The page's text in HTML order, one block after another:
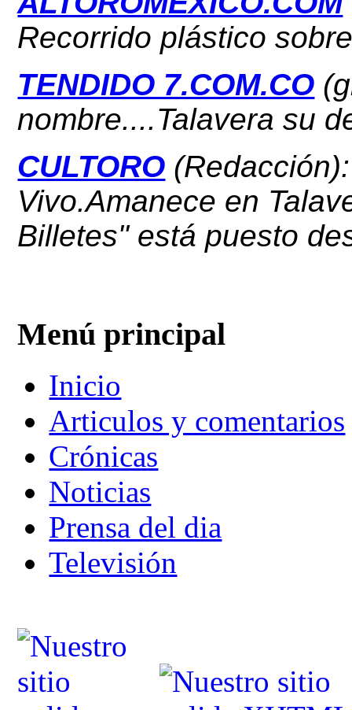
Recorrido plástico
TENDIDO 7.COM.CO
nombre....Talavera su
CULTORO
Vivo.Amanece en
Billetes" está puesto
Menú principal
Inicio
Articulos y comentarios
Crónicas
Noticias
Prensa del dia
Televisión